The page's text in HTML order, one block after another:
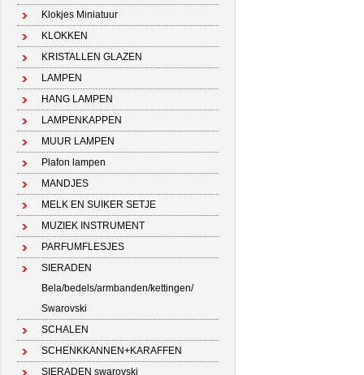
Klokjes Miniatuur
KLOKKEN
KRISTALLEN GLAZEN
LAMPEN
HANG LAMPEN
LAMPENKAPPEN
MUUR LAMPEN
Plafon lampen
MANDJES
MELK EN SUIKER SETJE
MUZIEK INSTRUMENT
PARFUMFLESJES
SIERADEN
Bela/bedels/armbanden/kettingen/
Swarovski
SCHALEN
SCHENKKANNEN+KARAFFEN
SIERADEN swarovski